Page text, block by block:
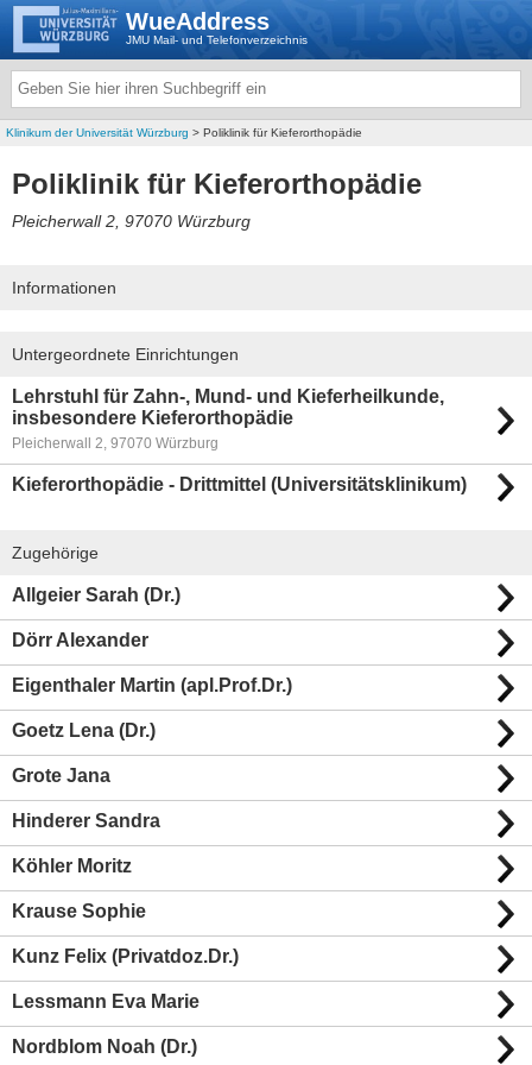
WueAddress
JMU Mail- und Telefonverzeichnis
Klinikum der Universität Würzburg > Poliklinik für Kieferorthopädie
Poliklinik für Kieferorthopädie
Pleicherwall 2, 97070 Würzburg
Informationen
Untergeordnete Einrichtungen
Lehrstuhl für Zahn-, Mund- und Kieferheilkunde,
insbesondere Kieferorthopädie
Pleicherwall 2, 97070 Würzburg
Kieferorthopädie - Drittmittel (Universitätsklinikum)
Zugehörige
Allgeier Sarah (Dr.)
Dörr Alexander
Eigenthaler Martin (apl.Prof.Dr.)
Goetz Lena (Dr.)
Grote Jana
Hinderer Sandra
Köhler Moritz
Krause Sophie
Kunz Felix (Privatdoz.Dr.)
Lessmann Eva Marie
Nordblom Noah (Dr.)